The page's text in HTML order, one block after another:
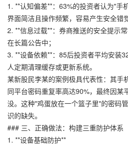
1. **认知偏差**：63%的投资者认为"手
界面简洁且操作频繁，容易产生安全错觉
2. **信息过载**：券商推送的安全提示
在长篇公告中；
3. **设备依赖**：85后投资者平均安装
人定期清理缓存或更新系统。
某新股民李某的案例极具代表性：其手
同平台密码重复率高达90%，最终因某
没。这种"鸡蛋放在一个篮子里"的密码
识的缺失。
### 三、正确做法：构建三重防护体系
1. **设备基础防护**